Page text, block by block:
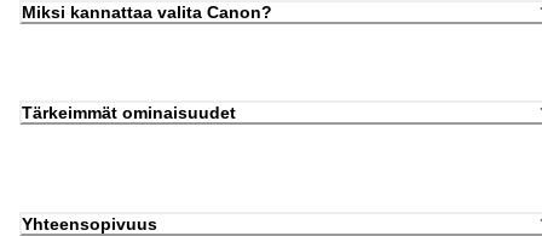
Miksi kannattaa valita Canon?
Tärkeimmät ominaisuudet
Yhteensopivuus